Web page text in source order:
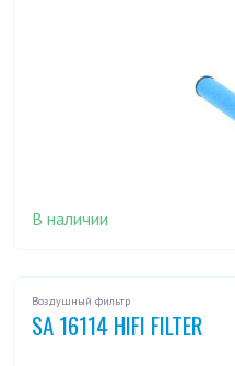
В наличии
Воздушный фильтр
SA 16114 HIFI FILTER